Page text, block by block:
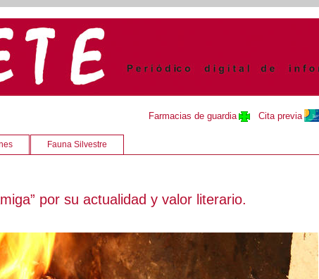
Fauna Silvestre
Farmacias de guardia Cita previa
por su actualidad y valor literario.